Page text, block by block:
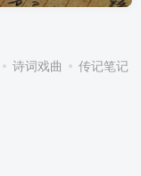
诗词戏曲
传记笔记